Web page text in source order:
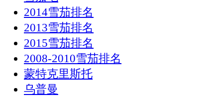
2014雪茄排名
2013雪茄排名
2015雪茄排名
2008-2010雪茄排名
蒙特克里斯托
乌普曼